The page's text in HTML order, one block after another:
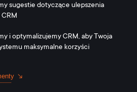
sugestie dotyczące ulepszenia
i optymalizujemy CRM, aby Twoja
maksymalne korzyści